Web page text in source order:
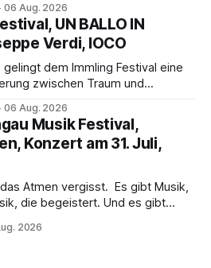
und den Wiener
bleibt der zweite Akt jedoch
06 Aug. 2026
UN BALLO IN
Verdi, IOCO
dem Immling Festival eine
zwischen Traum und
starken Bildern, getragen von
und einer musikalisch
06 Aug. 2026
Musik Festival,
Konzert am 31. Juli,
vergisst. Es gibt Musik,
die begeistert. Und es gibt
im Kurhaus Wiesbaden, an dem
2026